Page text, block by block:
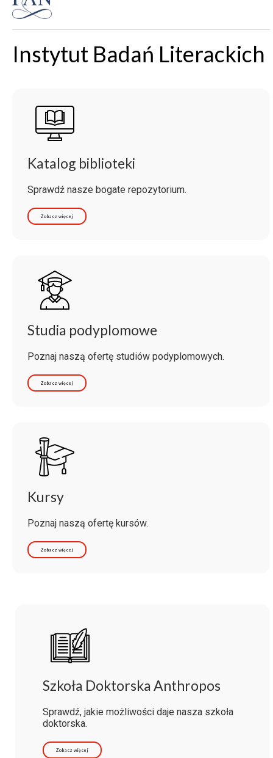
Instytut Badań Literackich
Katalog biblioteki
Sprawdź nasze bogate repozytorium.
Zobacz więcej
Studia podyplomowe
Poznaj naszą ofertę studiów podyplomowych.
Zobacz więcej
Kursy
Poznaj naszą ofertę kursów.
Zobacz więcej
Szkoła Doktorska Anthropos
Sprawdź, jakie możliwości daje nasza szkoła
doktorska.
Zobacz więcej